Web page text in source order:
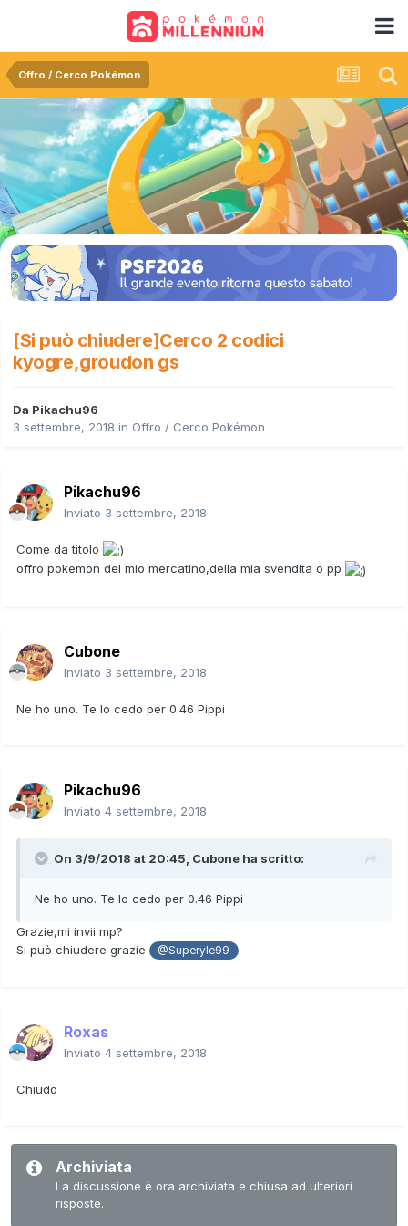
Offro / Cerco Pokémon
[Si può chiudere]Cerco 2 codici
kyogre,groudon gs
Da Pikachu96
3 settembre, 2018 in Offro / Cerco Pokémon
Pikachu96
Inviato 3 settembre, 2018
Come da titolo
offro pokemon del mio mercatino,della mia svendita o pp
Cubone
Inviato 3 settembre, 2018
Ne ho uno. Te lo cedo per 0.46 Pippi
Pikachu96
Inviato 4 settembre, 2018
On 3/9/2018 at 20:45, Cubone ha scritto:
Ne ho uno. Te lo cedo per 0.46 Pippi
Grazie,mi invii mp?
Si può chiudere grazie
@Superyle99
Roxas
Inviato 4 settembre, 2018
Chiudo
Archiviata
La discussione è ora archiviata e chiusa ad ulteriori
risposte.